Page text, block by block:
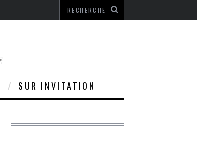
SUR INVITATION